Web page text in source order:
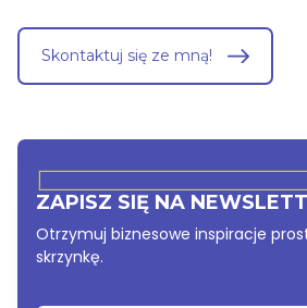
Skontaktuj się ze mną!
ZAPISZ SIĘ NA
Otrzymuj biznesowe inspiracje
skrzynkę.